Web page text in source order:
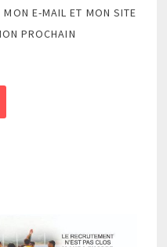
E-MAIL ET MON SITE
PROCHAIN